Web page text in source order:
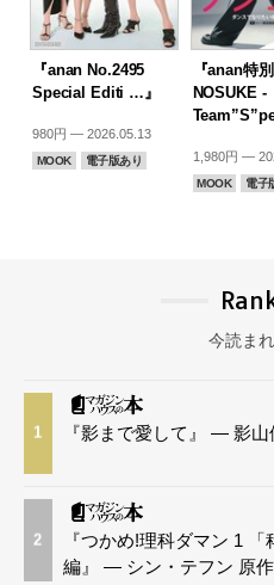
『anan No.2495
Special Editi …』
980円 — 2026.05.13
MOOK 電子版あり
『anan特
NOSUKE -
1,980円 —
MOOK 電子
今読ま
1 『影まで愛して』 — 影
2
『つかめ!理科ダマン 1
編』 — シン・テフン 原